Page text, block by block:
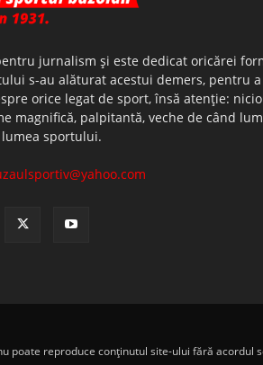
jurnalism şi este dedicat oricărei
s-au alăturat acestui demers, pentru
orice legat de sport, însă atenţie:
magnifică, palpitantă, veche de când
sportului.
poate reproduce conţinutul site-ului fără acordul